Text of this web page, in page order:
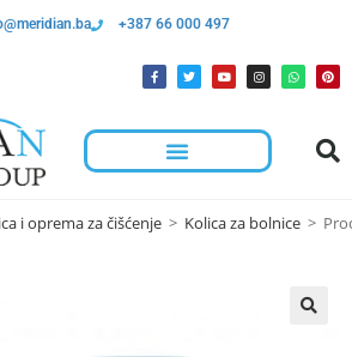
+387 66 000 497
i oprema za čišćenje > Kolica za bolnice >